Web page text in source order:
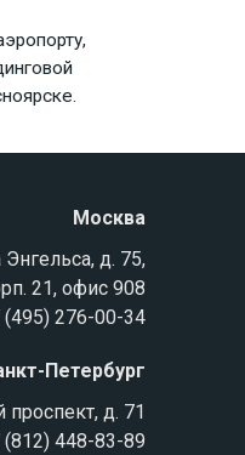
Москва
д. 75,
21, офис 908
(495) 276-00-34
Петербург
проспект, д. 71
(812) 448-83-89